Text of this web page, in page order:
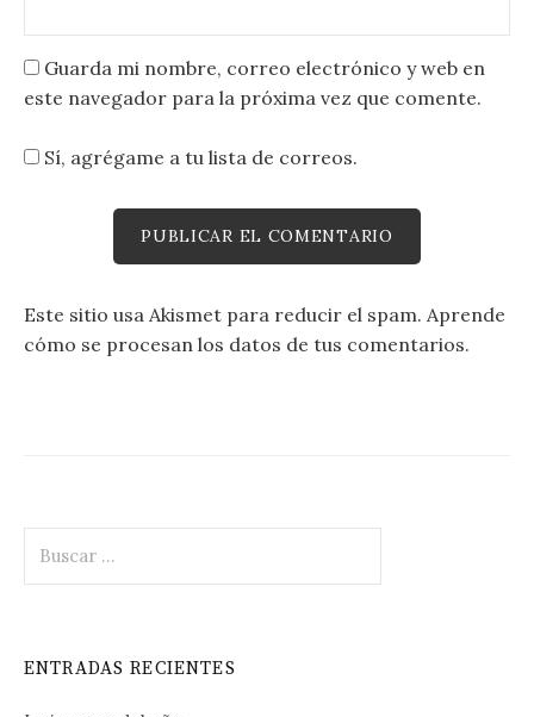
Guarda mi nombre, correo electrónico y web en
este navegador para la próxima vez que comente.
Sí, agrégame a tu lista de correos.
Este sitio usa Akismet para reducir el spam. Aprende
cómo se procesan los datos de tus comentarios.
ENTRADAS RECIENTES